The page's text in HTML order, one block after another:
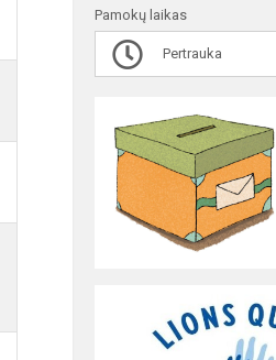
Pamokų laikas
Pertrauka